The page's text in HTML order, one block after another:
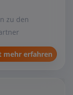
zu den
mehr erfahren